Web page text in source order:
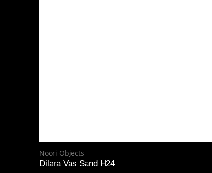
Noori Objects
Dilara Vas Sand H24